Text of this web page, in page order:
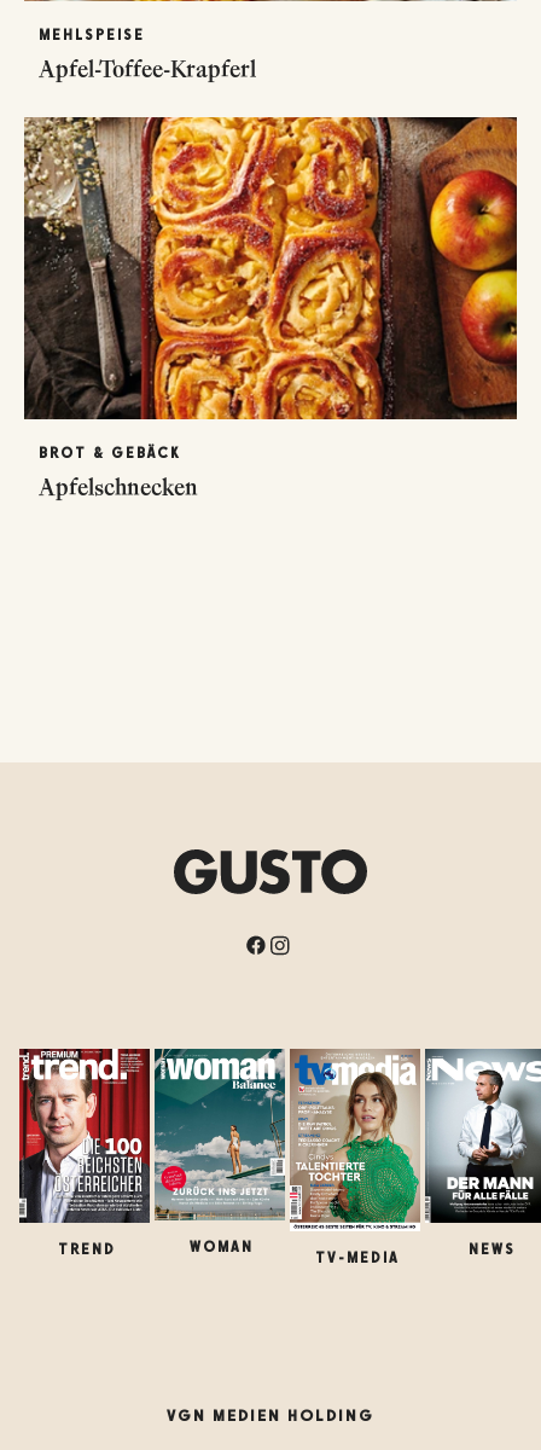
MEHLSPEISE
Apfel-Toffee-Krapferl
BROT & GEBÄCK
Apfelschnecken
TREND WOMAN
TV-MEDIA
NEWS
VGN MEDIEN HOLDING